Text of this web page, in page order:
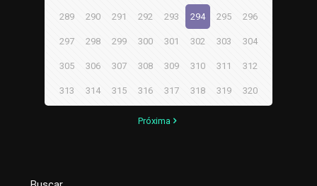
289 290 291 292 293 294 295 296
297 298 299 300 301 302 303 304
305 306 307 308 309 310 311 312
313 314 315 316 317 318 319 320
Próxima